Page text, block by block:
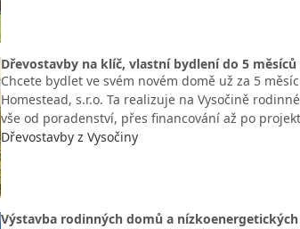
Dřevostavby na klíč, vlastní bydlení do 5
Chcete bydlet ve svém novém domě už za 5
Homestead, s.r.o. Ta realizuje na Vysočině
vše od poradenství, přes financování až po
Dřevostavby z Vysočiny
Výstavba rodinných domů a